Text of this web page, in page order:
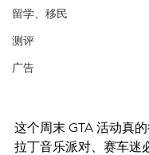
留学、移民
测评
广告
这个周末 GTA 活动真
拉丁音乐派对、赛车迷